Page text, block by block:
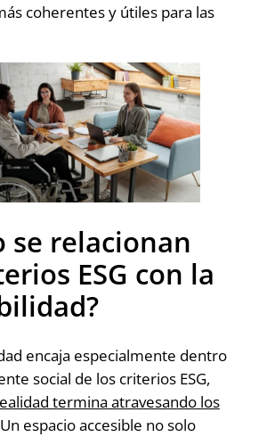
coherentes y útiles para las
se relacionan
ESG con la
encaja especialmente dentro
social de los criterios ESG,
termina atravesando los
espacio accesible no solo